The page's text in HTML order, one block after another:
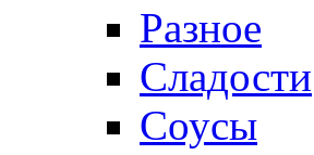
Разное
Сладости
Соусы